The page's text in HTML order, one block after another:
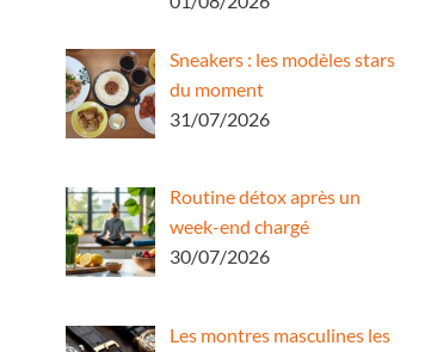
Sneakers : les modèles stars
du moment
31/07/2026
Routine détox après un
week-end chargé
30/07/2026
Les montres masculines les